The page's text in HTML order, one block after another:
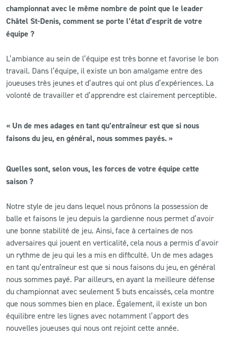
championnat avec le même nombre de point que le leader
Châtel St-Denis, comment se porte l’état d’esprit de votre
équipe ?
L’ambiance au sein de l’équipe est très bonne et favorise le bon
travail. Dans l’équipe, il existe un bon amalgame entre des
joueuses très jeunes et d’autres qui ont plus d’expériences. La
volonté de travailler et d’apprendre est clairement perceptible.
« Un de mes adages en tant qu’entraîneur est que si nous
faisons du jeu, en général, nous sommes payés. »
Quelles sont, selon vous, les forces de votre équipe cette
saison ?
Notre style de jeu dans lequel nous prônons la possession de
balle et faisons le jeu depuis la gardienne nous permet d’avoir
une bonne stabilité de jeu. Ainsi, face à certaines de nos
adversaires qui jouent en verticalité, cela nous a permis d’avoir
un rythme de jeu qui les a mis en difficulté. Un de mes adages
en tant qu’entraîneur est que si nous faisons du jeu, en général
nous sommes payé. Par ailleurs, en ayant la meilleure défense
du championnat avec seulement 5 buts encaissés, cela montre
que nous sommes bien en place. Également, il existe un bon
équilibre entre les lignes avec notamment l’apport des
nouvelles joueuses qui nous ont rejoint cette année.